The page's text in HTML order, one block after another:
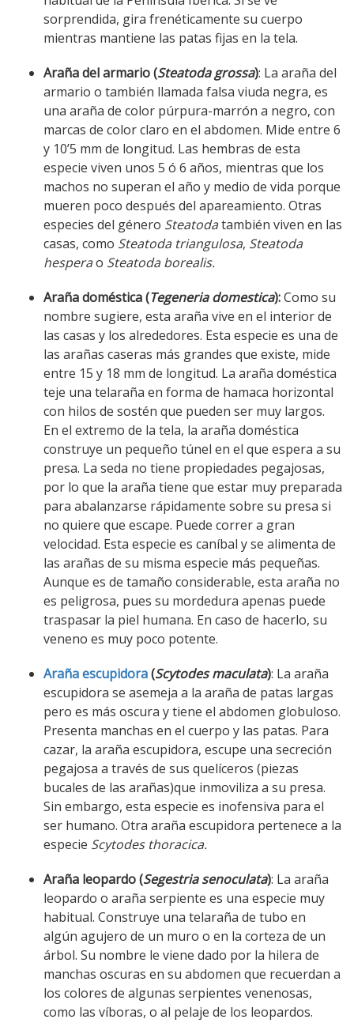
sorprendida, gira frenéticamente su cuerpo
mientras mantiene las patas fijas en la tela.
Araña del armario (Steatoda grossa): La araña del
armario o también llamada falsa viuda negra, es
una araña de color púrpura-marrón a negro, con
marcas de color claro en el abdomen. Mide entre 6
y 10’5 mm de longitud. Las hembras de esta
especie viven unos 5 ó 6 años, mientras que los
machos no superan el año y medio de vida porque
mueren poco después del apareamiento. Otras
especies del género Steatodatambién viven en las
casas, como Steatoda triangulosa, Steatoda
hesperao Steatoda borealis.
Araña doméstica (Tegeneria domestica):Como su
nombre sugiere, esta araña vive en el interior de
las casas y los alrededores. Esta especie es una de
las arañas caseras más grandes que existe, mide
entre 15 y 18 mm de longitud. La araña doméstica
teje una telaraña en forma de hamaca horizontal
con hilos de sostén que pueden ser muy largos.
En el extremo de la tela, la araña doméstica
construye un pequeño túnel en el que espera a su
presa. La seda no tiene propiedades pegajosas,
por lo que la araña tiene que estar muy preparada
para abalanzarse rápidamente sobre su presa si
no quiere que escape. Puede correr a gran
velocidad. Esta especie es caníbal y se alimenta de
las arañas de su misma especie más pequeñas.
Aunque es de tamaño considerable, esta araña no
es peligrosa, pues su mordedura apenas puede
traspasar la piel humana. En caso de hacerlo, su
veneno es muy poco potente.
Araña escupidora(Scytodes maculata): La araña
escupidora se asemeja a la araña de patas largas
pero es más oscura y tiene el abdomen globuloso.
Presenta manchas en el cuerpo y las patas. Para
cazar, la araña escupidora, escupe una secreción
pegajosa a través de sus quelíceros (piezas
bucales de las arañas)que inmoviliza a su presa.
Sin embargo, esta especie es inofensiva para el
ser humano. Otra araña escupidora pertenece a la
especie Scytodes thoracica.
Araña leopardo (Segestria senoculata): La araña
leopardo o araña serpiente es una especie muy
habitual. Construye una telaraña de tubo en
algún agujero de un muro o en la corteza de un
árbol. Su nombre le viene dado por la hilera de
manchas oscuras en su abdomen que recuerdan a
los colores de algunas serpientes venenosas,
como las víboras, o al pelaje de los leopardos.